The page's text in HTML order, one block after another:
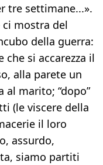
tre settimane...».
mostra del
della guerra:
che si accarezza il
alla parete un
al marito; “dopo”
(le viscere della
il loro
assurdo,
siamo partiti